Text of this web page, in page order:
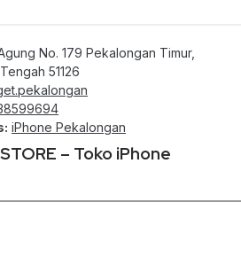
No. 179 Pekalongan Timur,
51126
iPhone Pekalongan
– Toko iPhone